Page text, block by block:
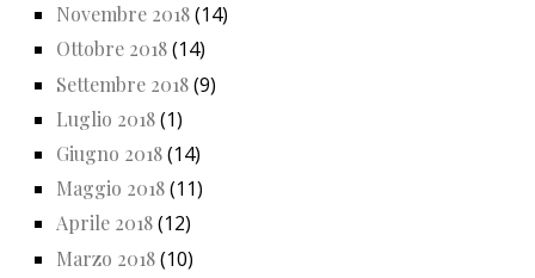
Novembre 2018(14)
Ottobre 2018(14)
Settembre 2018(9)
Luglio 2018(1)
Giugno 2018(14)
Maggio 2018(11)
Aprile 2018(12)
Marzo 2018(10)